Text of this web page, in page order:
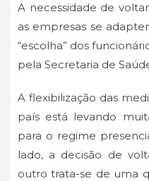
A necessidade de
as empresas se
“escolha” dos
pela Secretaria de
A flexibilização das
país está levando
para o regime
lado, a decisão de
outro trata-se de uma